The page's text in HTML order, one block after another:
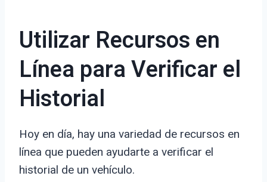
Utilizar Recursos en
Línea para Verificar el
Historial
Hoy en día, hay una variedad de recursos en
línea que pueden ayudarte a verificar el
historial de un vehículo.